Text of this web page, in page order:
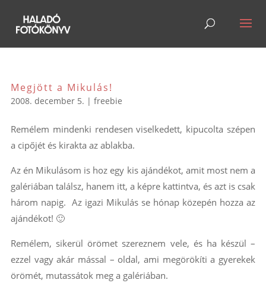
Megjött a Mikulás!
2008. december 5. | freebie
Remélem mindenki rendesen viselkedett, kipucolta szépen
a cipőjét és kirakta az ablakba.
Az én Mikulásom is hoz egy kis ajándékot, amit most nem a
galériában találsz, hanem itt, a képre kattintva, és azt is csak
három napig. Az igazi Mikulás se hónap közepén hozza az
ajándékot! 🙂
Remélem, sikerül örömet szereznem vele, és ha készül –
ezzel vagy akár mással – oldal, ami megörökíti a gyerekek
örömét, mutassátok meg a galériában.